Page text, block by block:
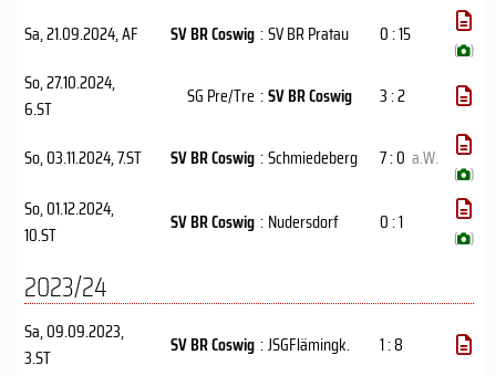
Sa, 21.09.2024, AF SV BR Coswig :SV BR Pratau 0 : 15
( )
So, 27.10.2024,
6.ST
SG Pre/Tre :SV BR Coswig 3 : 2
So, 03.11.2024, 7.ST SV BR Coswig :Schmiedeberg 7 : 0 a.W.
( )
So, 01.12.2024,
10.ST
SV BR Coswig : Nudersdorf 0 : 1
( )
2023/24
Sa, 09.09.2023,
3.ST
SV BR Coswig :JSGFlämingk.
1 : 8